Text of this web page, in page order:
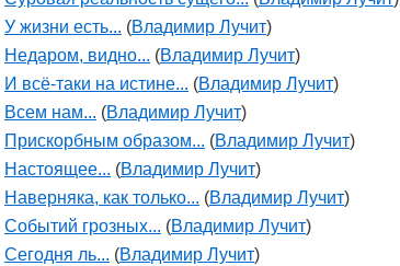
У жизни есть... (Владимир Лучит)
Недаром, видно... (Владимир Лучит)
И всё-таки на истине... (Владимир Лучит)
Всем нам... (Владимир Лучит)
Прискорбным образом... (Владимир Лучит)
Настоящее... (Владимир Лучит)
Наверняка, как только... (Владимир Лучит)
Событий грозных... (Владимир Лучит)
Сегодня ль... (Владимир Лучит)